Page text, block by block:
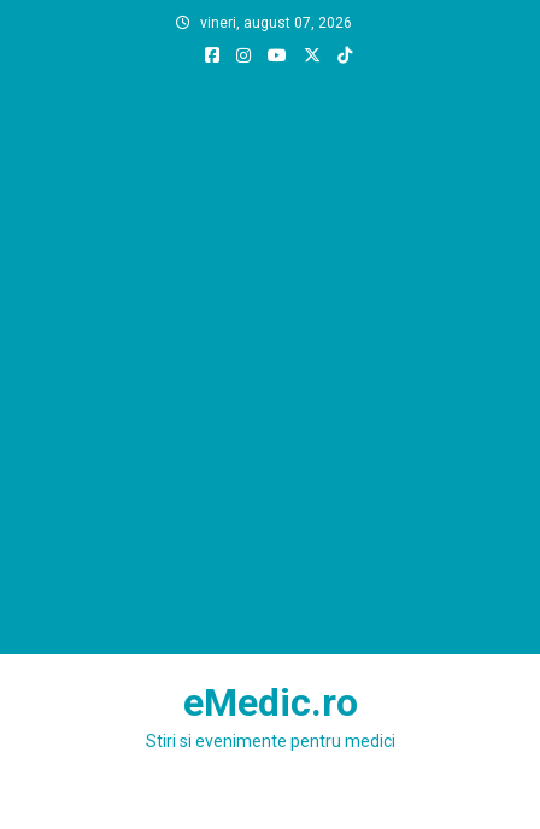
vineri, august 07, 2026
eMedic.ro
Stiri si evenimente pentru medici